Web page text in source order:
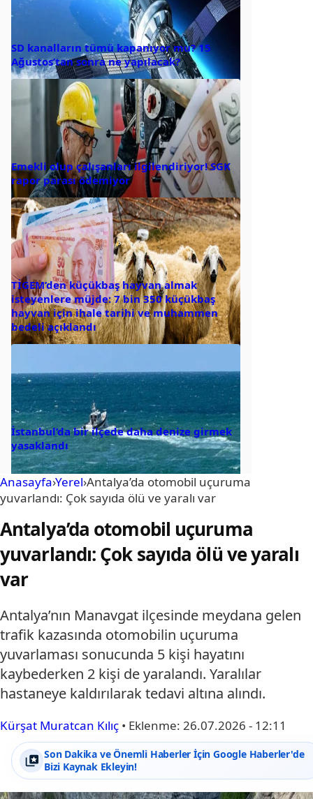
SD kanalların tümü kapanıyor mu? 15
Ağustos’tan sonra ne yapılacak?
Emekli olup çalışanları ilgilendiriyor! SGK
rapor parası ödemiyor
TİGEM’den küçükbaş hayvan almak
isteyenlere müjde: 7 bin 350 küçükbaş
hayvan için ihale tarihi ve muhammen
bedeli açıklandı
İstanbul’da bir ilçede daha denize girmek
yasaklandı
Anasayfa›Yerel›Antalya’da otomobil uçuruma
yuvarlandı: Çok sayıda ölü ve yaralı var
Antalya’da otomobil uçuruma
yuvarlandı: Çok sayıda ölü ve yaralı
var
Antalya’nın Manavgat ilçesinde meydana gelen
trafik kazasında otomobilin uçuruma
yuvarlaması sonucunda 5 kişi hayatını
kaybederken 2 kişi de yaralandı. Yaralılar
hastaneye kaldırılarak tedavi altına alındı.
Kürşat Muratcan Kılıç • Eklenme: 26.07.2026 - 12:11
Son Dakika ve Önemli Haberler İçin Google Haberler'de
Bizi Kaynak Ekleyin!